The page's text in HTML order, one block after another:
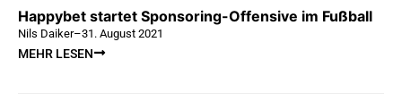
Happybet startet Sponsoring-Offensive im Fußball
Nils Daiker–31. August 2021
MEHR LESEN